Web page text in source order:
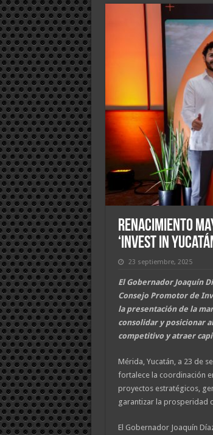
Renacimiento
‘Invest in
23 septiembre, 2025
El Gobernador Joaquín
Consejo Promotor de
la presentación de la
consolidar y posicionar
competitivo y atraer
Mérida, Yucatán, a 23 de
fortalece la coordinación
proyectos estratégicos,
garantizar la prosperidad
El Gobernador Joaquín